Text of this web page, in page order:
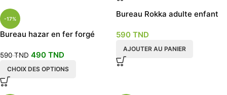
-17%
Bureau hazar en fer forgé
590TND 490 TND
CHOIX DES OPTIONS
Bureau Rokka adulte enfant
porte
590 TND
AJOUTER AU PANIER